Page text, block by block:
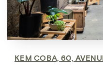
KEM COBA, 60,